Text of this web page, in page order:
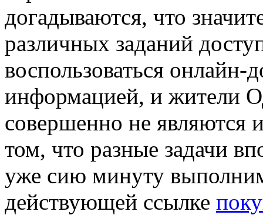
догадываются, что
различных заданий
воспользоваться
информацией, и жители
совершенно не являются
том, что разные задачи
уже сию минуту
действующей ссылке